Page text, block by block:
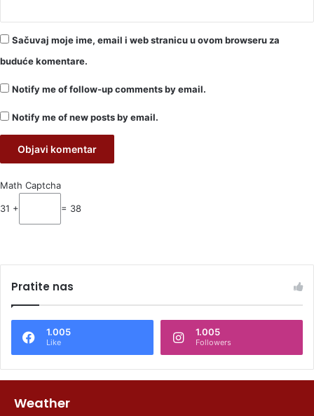
Sačuvaj moje ime, email i web stranicu u ovom browseru za
buduće komentare.
Notify me of follow-up comments by email.
Notify me of new posts by email.
Math Captcha
31 + = 38
Pratite nas
1.005
Like
1.005
Followers
Weather